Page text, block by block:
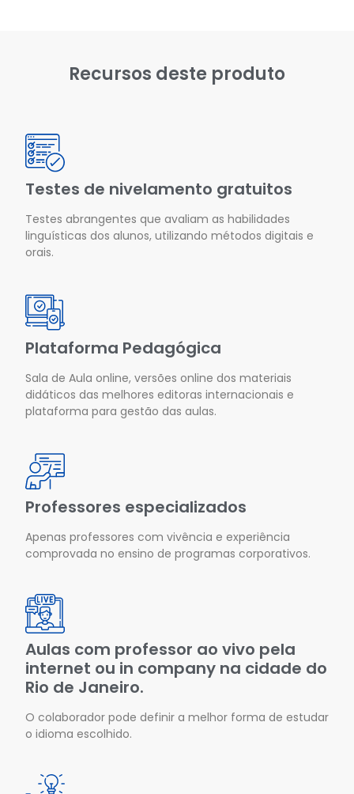
Recursos deste produto
Testes de nivelamento gratuitos
Testes abrangentes que avaliam as habilidades
linguísticas dos alunos, utilizando métodos digitais e
orais.
Plataforma Pedagógica
Sala de Aula online, versões online dos materiais
didáticos das melhores editoras internacionais e
plataforma para gestão das aulas.
Professores especializados
Apenas professores com vivência e experiência
comprovada no ensino de programas corporativos.
Aulas com professor ao vivo pela
internet ou in company na cidade do
Rio de Janeiro.
O colaborador pode definir a melhor forma de estudar
o idioma escolhido.